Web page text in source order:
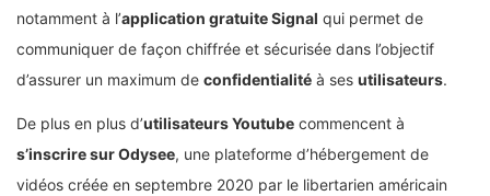
notamment à l’application gratuite Signal qui permet de
communiquer de façon chiffrée et sécurisée dans l’objectif
d’assurer un maximum de confidentialité à ses utilisateurs.
De plus en plus d’utilisateurs Youtube commencent à
s’inscrire sur Odysee, une plateforme d’hébergement de
vidéos créée en septembre 2020 par le libertarien américain